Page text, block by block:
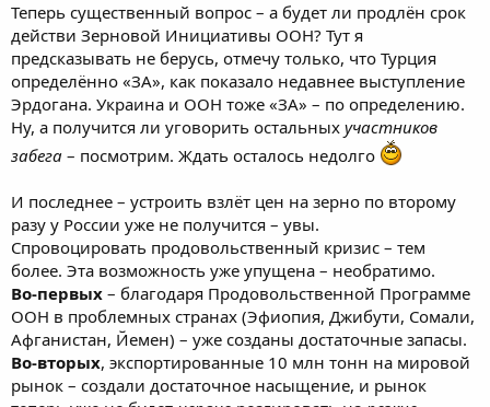
Теперь существенный вопрос – а будет ли продлён срок
действи Зерновой Инициативы ООН? Тут я
предсказывать не берусь, отмечу только, что Турция
определённо «ЗА», как показало недавнее выступление
Эрдогана. Украина и ООН тоже «ЗА» – по определению.
Ну, а получится ли уговорить остальных участников
забега – посмотрим. Ждать осталось недолго
И последнее – устроить взлёт цен на зерно по второму
разу у России уже не получится – увы.
Спровоцировать продовольственный кризис – тем
более. Эта возможность уже упущена – необратимо.
Во-первых – благодаря Продовольственной Программе
ООН в проблемных странах (Эфиопия, Джибути, Сомали,
Афганистан, Йемен) – уже созданы достаточные запасы.
Во-вторых, экспортированные 10 млн тонн на мировой
рынок – создали достаточное насыщение, и рынок